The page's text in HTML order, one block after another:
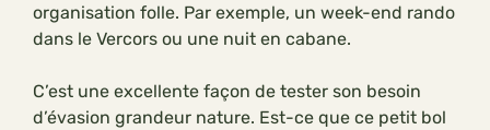
organisation folle. Par exemple, un week-end rando
dans le Vercors ou une nuit en cabane.
C’est une excellente façon de tester son besoin
d’évasion grandeur nature. Est-ce que ce petit bol